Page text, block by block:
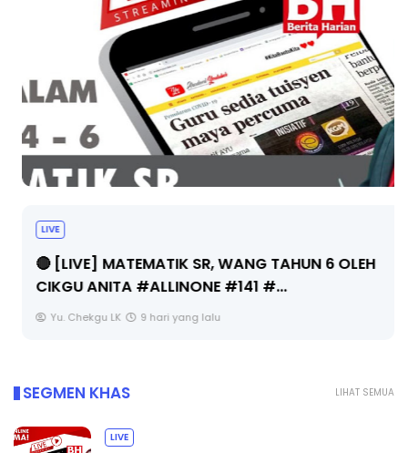
LIVE
🔴 [LIVE] MATEMATIK SR, WANG TAHUN 6 OLEH
CIKGU ANITA #ALLINONE #141 #...
Yu. Chekgu LK 9 hari yang lalu
LIHAT SEMUA
SEGMEN KHAS
LIVE